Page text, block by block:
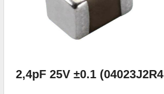
2,4pF 25V ±0.1